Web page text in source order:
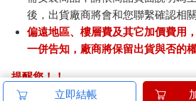
後，出貨廠商將會和您聯繫確認相
偏遠地區、樓層費及其它加價費用
一併告知，廠商將保留出貨與否的權
提醒您！！
金石堂及銀行均不會請您操作ATM! 如
立即結帳